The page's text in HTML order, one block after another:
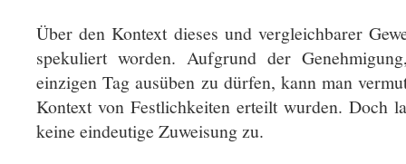
Über den Kontext dieses und vergleichbarer
spekuliert worden. Aufgrund der
einzigen Tag ausüben zu dürfen, kann man
Kontext von Festlichkeiten erteilt wurden. Doch
keine eindeutige Zuweisung zu.